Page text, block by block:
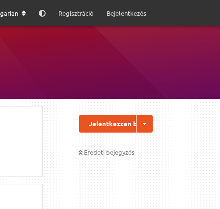
Regisztráció Bejelentkezés
Jelentkezzen be a válaszhoz
Eredeti bejegyzés